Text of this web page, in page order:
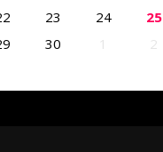
23 24 25
30 1 2